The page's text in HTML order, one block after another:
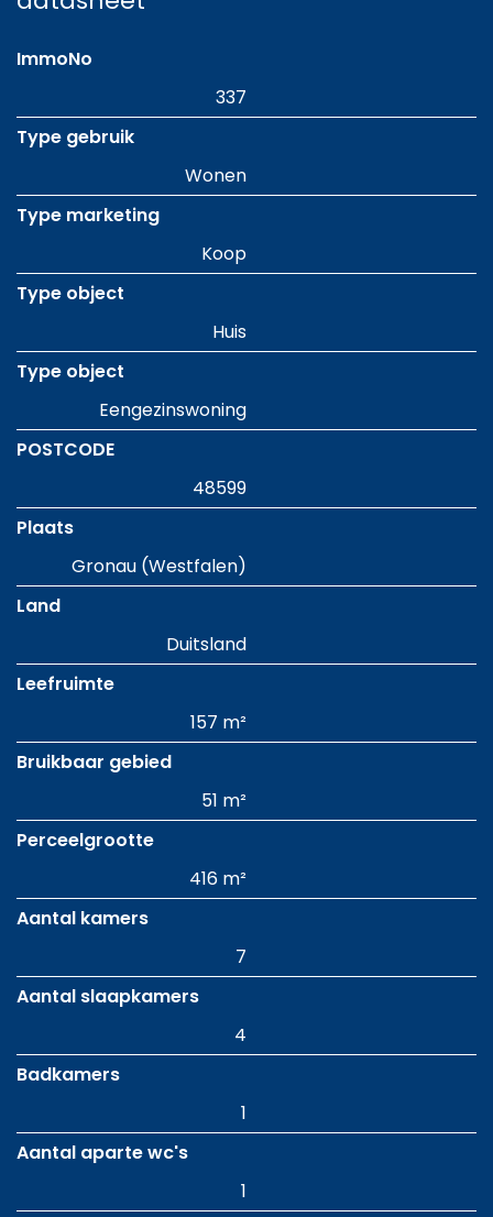
ImmoNo
337
Type gebruik
Wonen
Type marketing
Koop
Type object
Huis
Type object
Eengezinswoning
POSTCODE
48599
Plaats
Gronau (Westfalen)
Land
Duitsland
Leefruimte
157 m²
Bruikbaar gebied
51 m²
Perceelgrootte
416 m²
Aantal kamers
7
Aantal slaapkamers
4
Badkamers
1
Aantal aparte wc's
1